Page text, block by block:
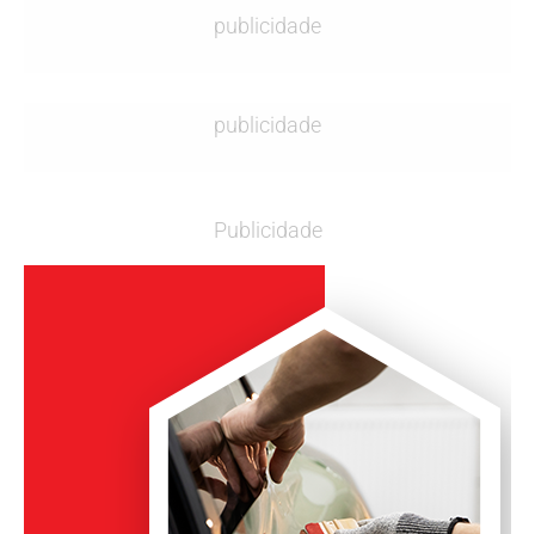
publicidade
publicidade
Publicidade